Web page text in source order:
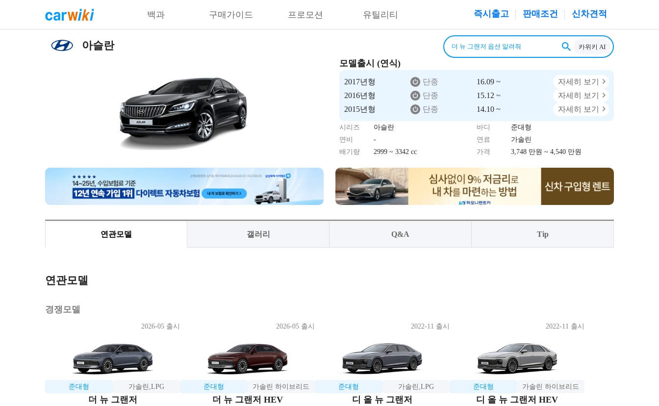
즉시출고 판매조건 신차견적
백과 구매가이드 프로모션 유틸리티
아슬란 카위키 AI
모델출시 (연식)
2017년형 단종 16.09 ~
자세히 보기
2016년형
단종 15.12 ~
자세히 보기
2015년형
단종 14.10 ~ 자세히 보기
시리즈 아슬란 바디
준대형
연비
- 연료
가솔린
배기량
2999 ~ 3342 cc 가격 3,748 만원 ~ 4,540 만원
연관모델 갤러리 Q&A Tip
연관모델
경쟁모델
준대형 가솔린,LPG
더 뉴 그랜저
2026-05 출시
준대형 가솔린 하이브리드
더 뉴 그랜저 HEV
2026-05 출시
준대형 가솔린,LPG
디 올 뉴 그랜저
2022-11 출시
준대형 가솔린 하이브리드
디 올 뉴 그랜저 HEV
2022-11 출시